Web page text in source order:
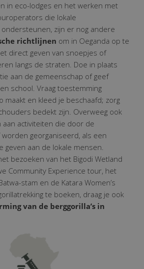
in eco-lodges en het werken met
die lokale
zijn er nog andere
richtlijnen om in Oeganda op te
direct geven van snoepjes of
langs de straten. Doe in plaats
aan de gemeenschap of geef
school. Vraag toestemming
maakt en kleed je beschaafd; zorg
bedekt zijn. Overweeg ook
activiteiten die door de
georganiseerd, als een
geven aan de lokale mensen.
bezoeken van het Bigodi Wetland
Community Experience tour, het
stam en de Katara Women’s
te boeken, draag je ook
van de berggorilla’s in